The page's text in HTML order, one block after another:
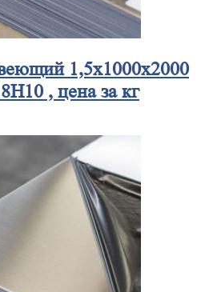
1,5x1000x2000
, цена за кг